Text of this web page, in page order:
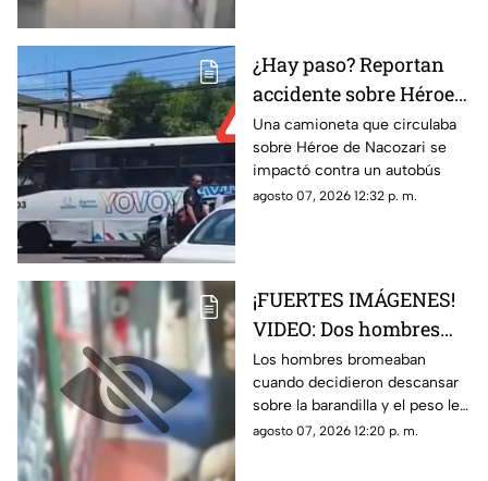
¿Hay paso? Reportan
accidente sobre Héroe
de Nacozari y Vasco de
Gama
Una camioneta que circulaba
sobre Héroe de Nacozari se
impactó contra un autobús
agosto 07, 2026 12:32 p. m.
¡FUERTES IMÁGENES!
VIDEO: Dos hombres
caen de la barandilla
de un mercado tras
perder el equilibrio
cuando uno cargaba el
Los hombres bromeaban
cuando decidieron descansar
sobre la barandilla y el peso les
ganó el equilibrio
agosto 07, 2026 12:20 p. m.